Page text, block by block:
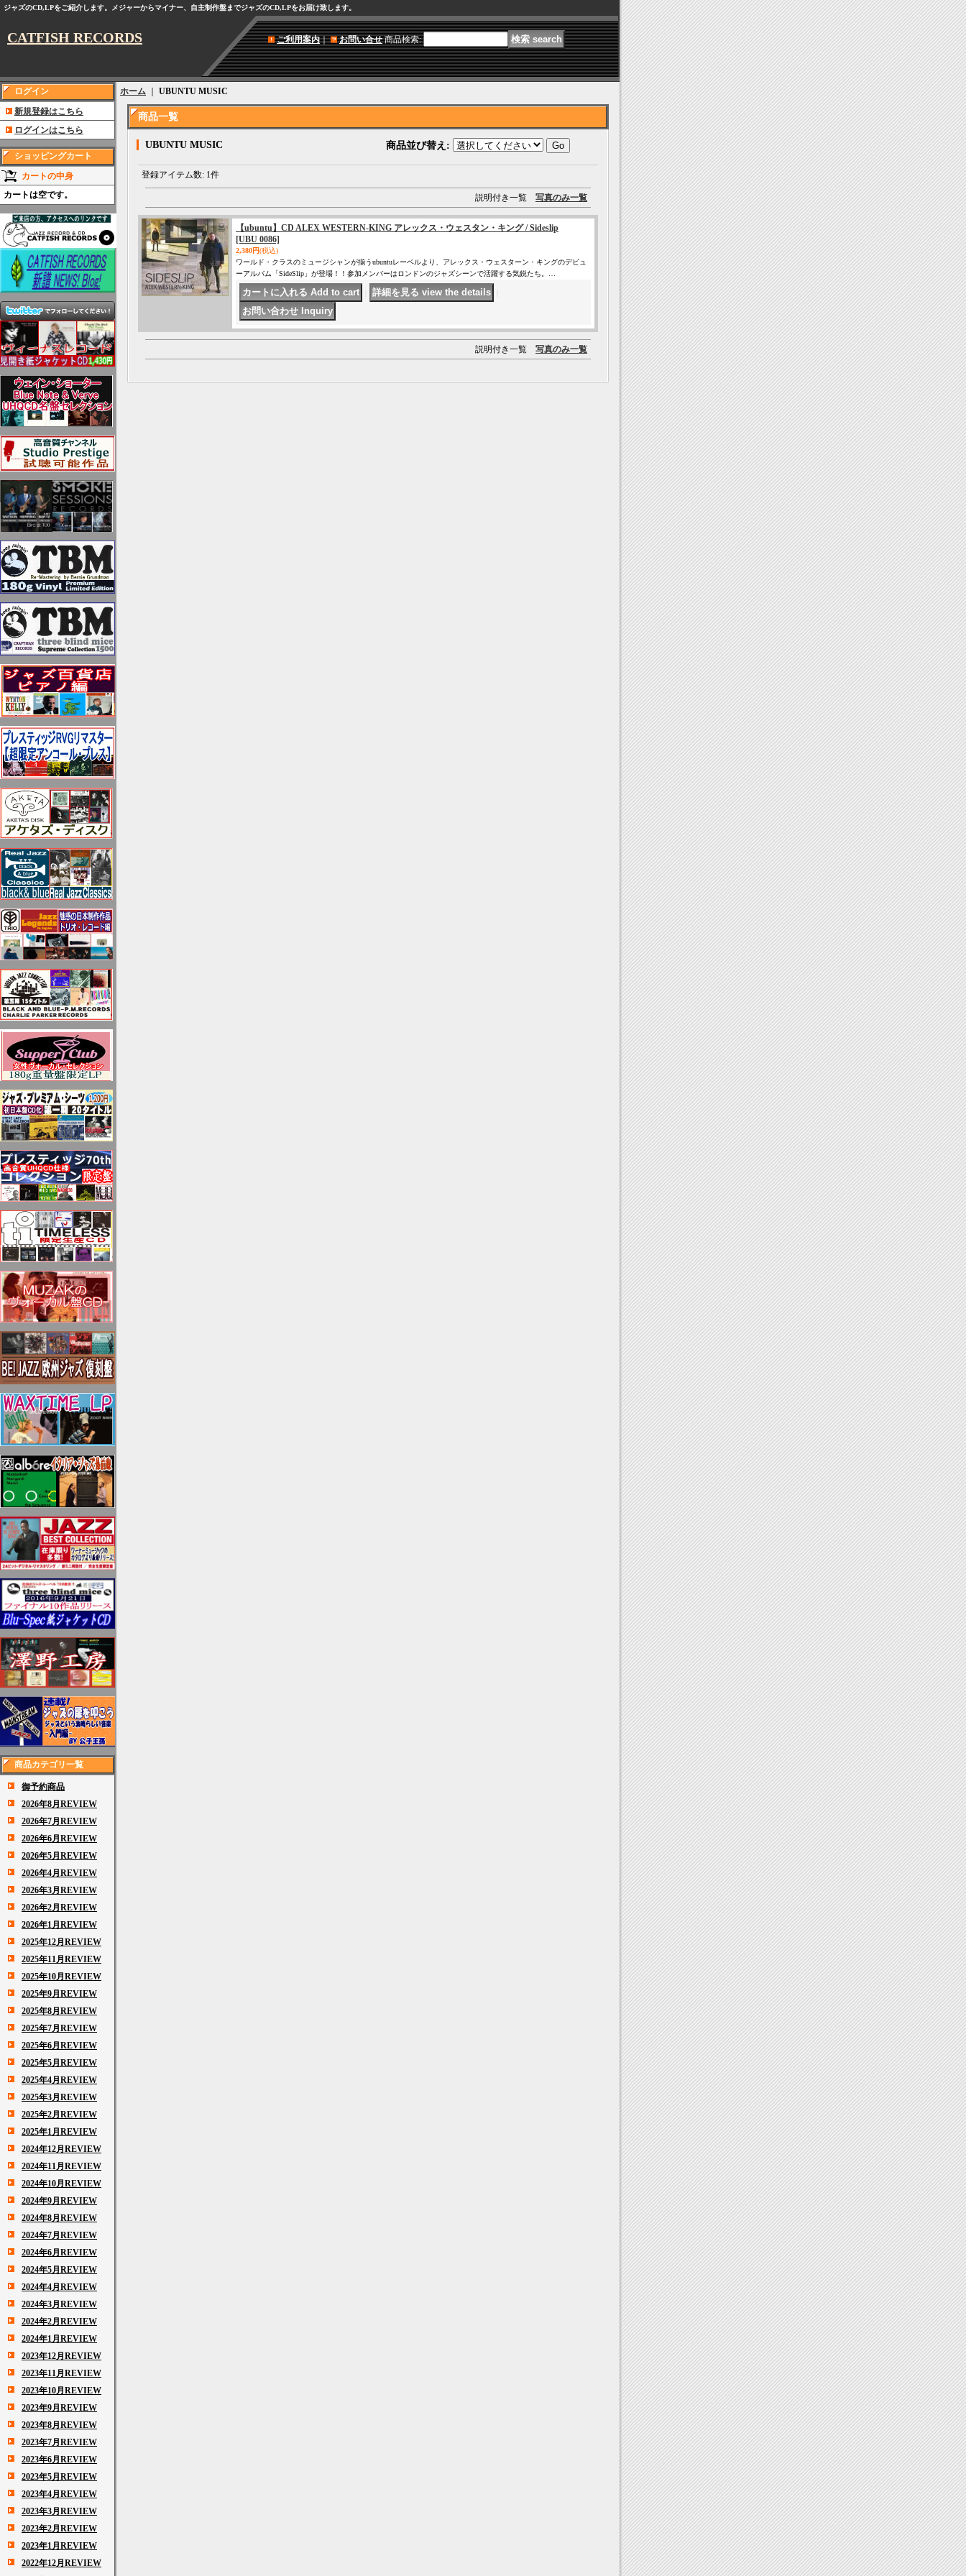
ジャズのCD,LPをご紹介します。メジャーからマイナー、自主制作盤までジャズのCD,LPをお届け致します。
CATFISH RECORDS ご利用案内｜ お問い合せ 商品検索:
ログイン
新規登録はこちら
ログインはこちら
ショッピングカート
カートの中身
カートは空です。
商品カテゴリ一覧
御予約商品
2026年8月REVIEW
2026年7月REVIEW
2026年6月REVIEW
2026年5月REVIEW
2026年4月REVIEW
2026年3月REVIEW
2026年2月REVIEW
2026年1月REVIEW
2025年12月REVIEW
2025年11月REVIEW
2025年10月REVIEW
2025年9月REVIEW
2025年8月REVIEW
2025年7月REVIEW
2025年6月REVIEW
2025年5月REVIEW
2025年4月REVIEW
2025年3月REVIEW
2025年2月REVIEW
2025年1月REVIEW
2024年12月REVIEW
2024年11月REVIEW
2024年10月REVIEW
2024年9月REVIEW
2024年8月REVIEW
2024年7月REVIEW
2024年6月REVIEW
2024年5月REVIEW
2024年4月REVIEW
2024年3月REVIEW
2024年2月REVIEW
2024年1月REVIEW
2023年12月REVIEW
2023年11月REVIEW
2023年10月REVIEW
2023年9月REVIEW
2023年8月REVIEW
2023年7月REVIEW
2023年6月REVIEW
2023年5月REVIEW
2023年4月REVIEW
2023年3月REVIEW
2023年2月REVIEW
2023年1月REVIEW
2022年12月REVIEW
ホーム UBUNTU MUSIC
商品一覧
UBUNTU MUSIC 商品並び替え :
登録アイテム数: 1件
説明付き一覧 写真のみ一覧
【ubuntu】CD ALEX WESTERN-KING アレックス・ウェスタン・キング / Sideslip
[UBU 0086]
2,380円(税込)
ワールド・クラスのミュージシャンが揃うubuntuレーベルより、アレックス・ウェスターン・キングのデビュ
ーアルバム「SideSlip」が登場！！参加メンバーはロンドンのジャズシーンで活躍する気鋭たち。…
説明付き一覧 写真のみ一覧